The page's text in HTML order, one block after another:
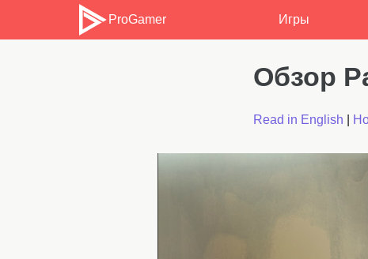
ProGamer Игры
Обзор
Read in English